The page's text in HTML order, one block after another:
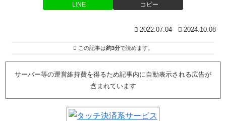
LINE コピー
2022.07.04 2024.10.08
この記事は約3分で読めます。
サーバー等の運営維持費を得るため記事内に自動表示される広告が
含まれています